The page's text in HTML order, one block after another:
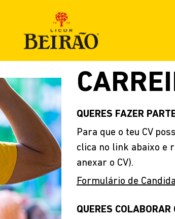
LOJA
PRODUTOS
COCKTAILS
QUERES FAZER
Para que o teu CV
clica no link abaixo e
anexar o CV).
Formulário de
QUERES COLABORAR